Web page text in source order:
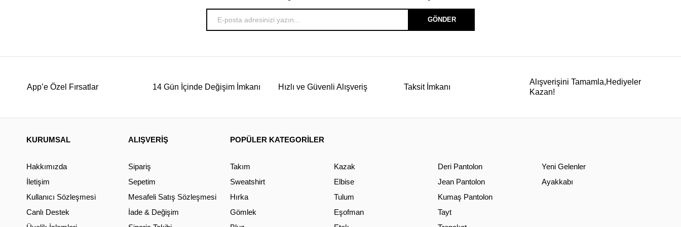
GÖNDER
App’e Özel Fırsatlar 14 Gün İçinde Değişim İmkanı Hızlı ve Güvenli Alışveriş Taksit İmkanı
Alışverişini Tamamla,Hediyeler
Kazan!
KURUMSAL
Hakkımızda
İletişim
Kullanıcı Sözleşmesi
Canlı Destek
ALIŞVERİŞ
Sipariş
Sepetim
Mesafeli Satış Sözleşmesi
İade & Değişim
POPÜLER KATEGORİLER
Takım
Sweatshirt
Hırka
Gömlek
Kazak
Elbise
Tulum
Eşofman
Deri Pantolon
Jean Pantolon
Kumaş Pantolon
Tayt
Yeni Gelenler
Ayakkabı